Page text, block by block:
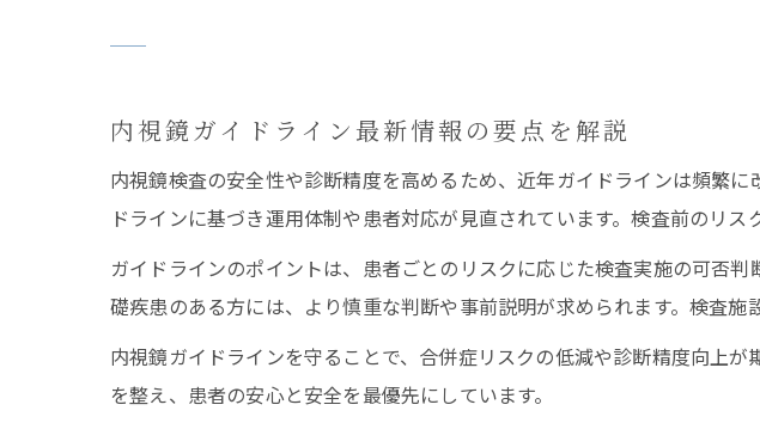
消化器内視鏡に
2025年消化
基準改定で変
最新ガイドラ
第4版と2025
内視鏡ガイドライン最新情報の要点を解説
内視鏡検査の安全性や診断精度を高めるため、近年ガイドラインは頻繁
ドラインに基づき運用体制や患者対応が見直されています。検査前のリ
ガイドラインのポイントは、患者ごとのリスクに応じた検査実施の可否
礎疾患のある方には、より慎重な判断や事前説明が求められます。検査施
内視鏡ガイドラインを守ることで、合併症リスクの低減や診断精度向上
を整え、患者の安心と安全を最優先にしています。